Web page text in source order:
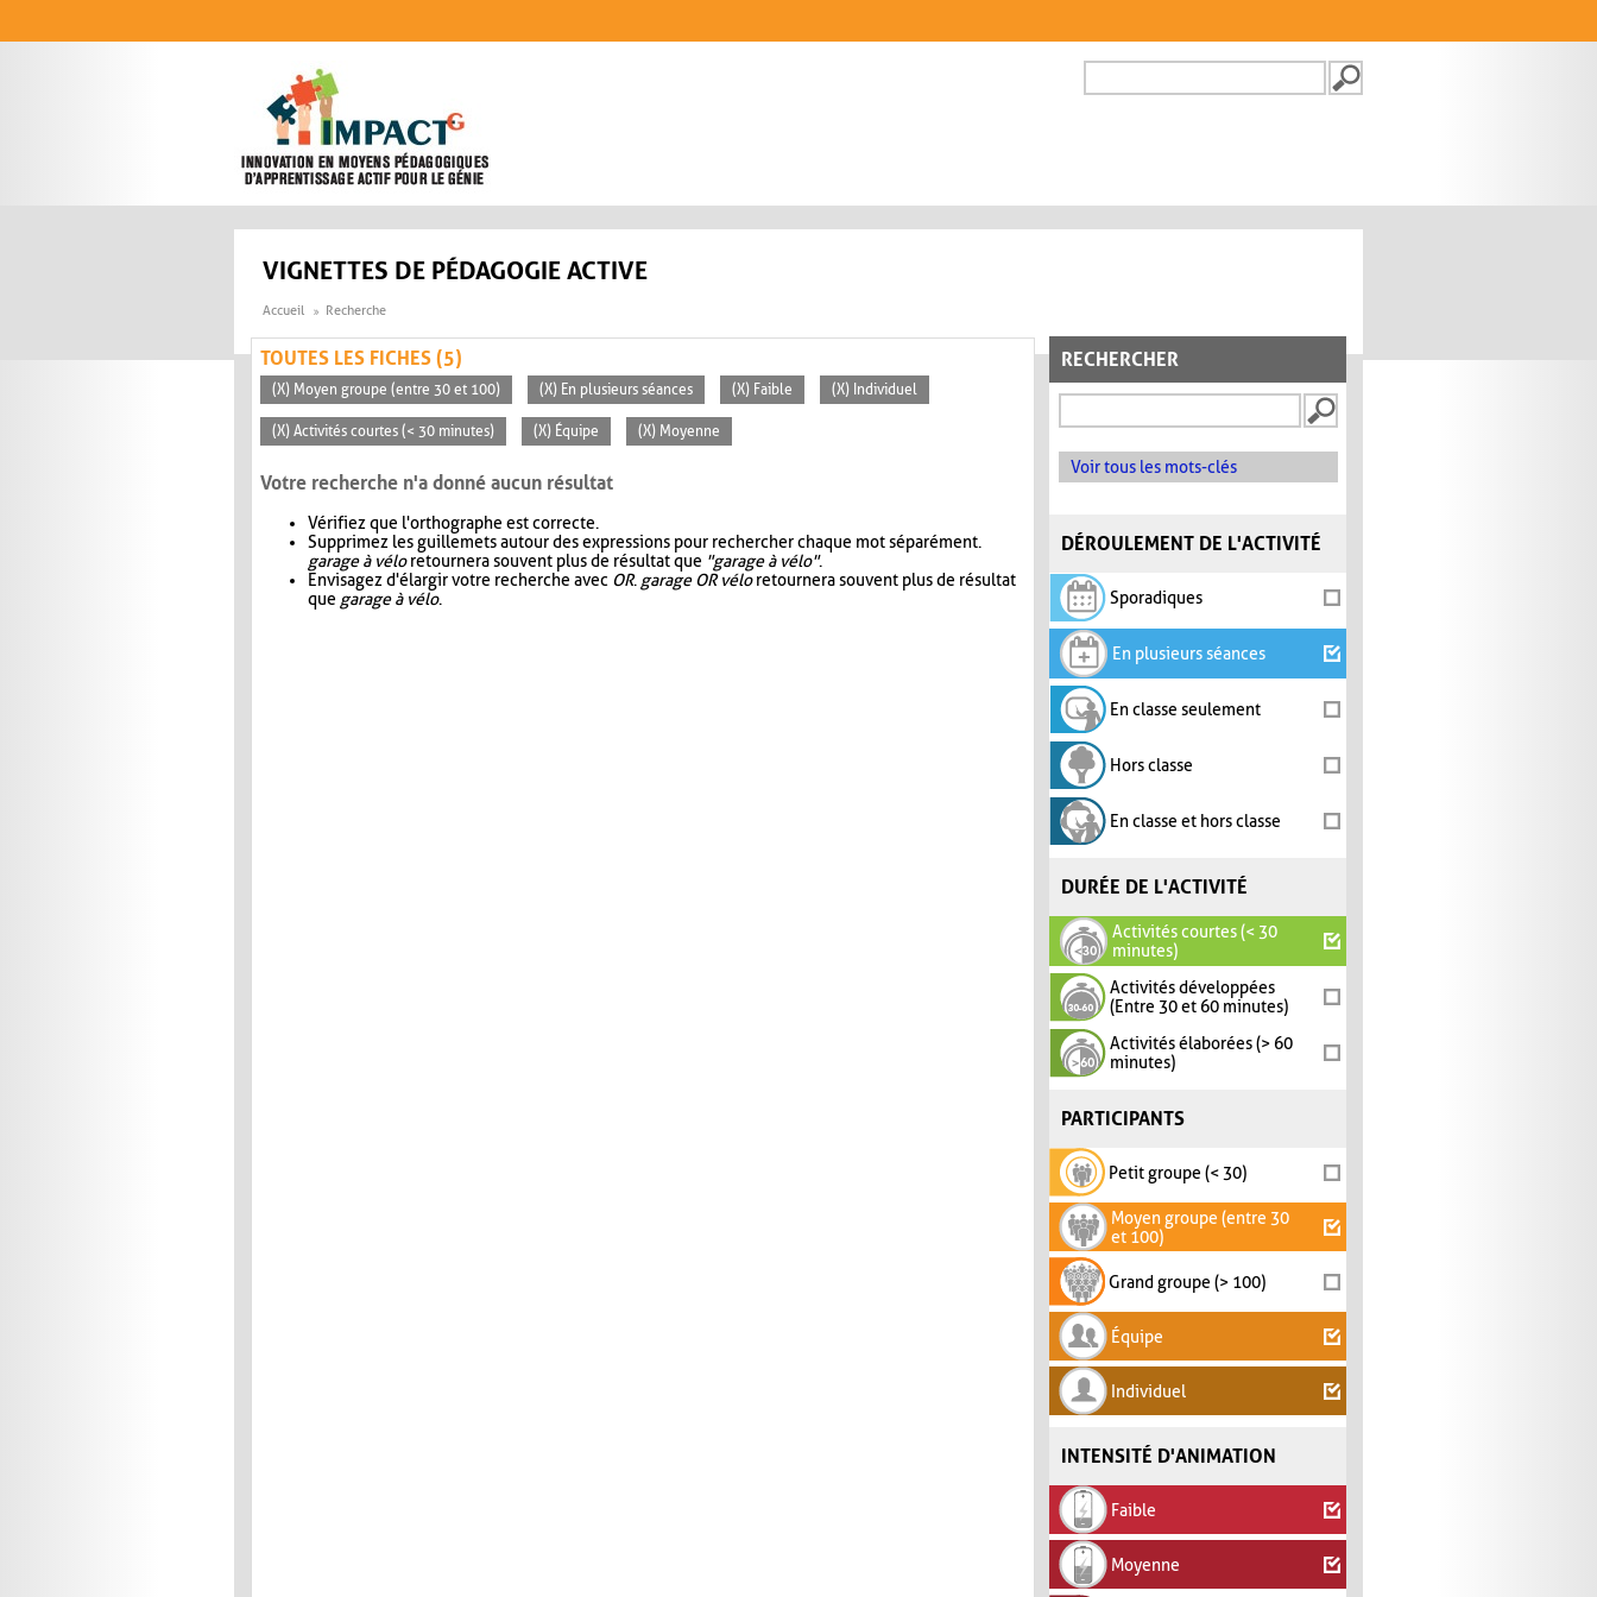
FORMULAIRE DE
VIGNETTES DE PÉDAGOGIE ACTIVE
Accueil Recherche
RECHERCHER
Voir tous les mots-clés
DÉROULEMENT DE L'ACTIVITÉ
Sporadiques
En plusieurs séances
En classe seulement
Hors classe
En classe et hors classe
DURÉE DE L'ACTIVITÉ
Activités courtes (< 30
minutes)
Activités développées
(Entre 30 et 60 minutes)
Activités élaborées (> 60
minutes)
PARTICIPANTS
Petit groupe (< 30)
Moyen groupe (entre 30
et 100)
Grand groupe (> 100)
Équipe
Individuel
INTENSITÉ D'ANIMATION
Faible
Moyenne
TOUTES LES FICHES (5)
(X) Moyen groupe (entre 30 et 100) (X) En plusieurs séances (X) Faible (X) Individuel
(X) Activités courtes (< 30 minutes) (X) Équipe (X) Moyenne
Votre recherche n'a donné aucun résultat
Vérifiez que l'orthographe est correcte.
Supprimez les guillemets autour des expressions pour rechercher chaque mot séparément.
garage à véloretournera souvent plus de résultat que "garage à vélo".
Envisagez d'élargir votre recherche avec OR. garage OR véloretournera souvent plus de résultat
que garage à vélo.